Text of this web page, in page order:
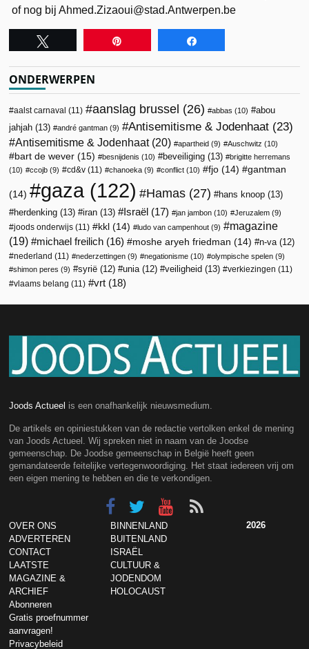
of nog bij Ahmed.Zizaoui@stad.Antwerpen.be
ONDERWERPEN
aalst carnaval (11) aanslag brussel (26) abbas (10)
abou
jahjah (13) andré gantman (9) Antisemitisme & Jodenhaat (23)
Antisemitisme & Jodenhaat(20) apartheid (9) Auschwitz (10)
bart de wever (15) besnijdenis (10) beveiliging (13)
brigitte herremans
(10)
ccojb (9) cd&v (11) chanoeka (9) conflict (10) fjo (14) gantman
(14) gaza (122) Hamas (27) hans knoop (13)
herdenking (13) iran (13) Israël (17) jan jambon (10) Jeruzalem (9)
joods onderwijs (11) kkl (14) ludo van campenhout (9)
magazine
(19)
michael freilich (16) moshe aryeh friedman (14) n-va (12)
nederland (11) nederzettingen (9) negationisme (10) olympische spelen (9)
shimon peres (9) syrië (12) unia (12) veiligheid (13) verkiezingen (11)
vlaams belang (11) vrt (18)
Joods Actueel is een onafhankelijk nieuwsmedium.
De artikels en opiniestukken van de redactie vertolken enkel de mening
van Joods Actueel. Wij spreken niet in naam van de Joodse
gemeenschap. De Joodse gemeenschap in België heeft geen
gemandateerde feitelijke vertegenwoordiging. Het staat iedereen vrij om
een eigen mening te hebben en die te verkondigen.
OVER ONS
ADVERTEREN
CONTACT
LAATSTE
MAGAZINE &
ARCHIEF
Abonneren
Gratis proefnummer
aanvragen!
Privacybeleid
BINNENLAND
BUITENLAND
ISRAËL
CULTUUR &
JODENDOM
HOLOCAUST
2026